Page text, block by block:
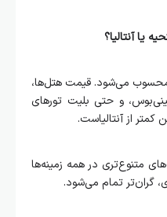
یا آنتالیا؟
محسوب می‌شود. قیمت هتل‌ها،
و حتی بلیت تورهای
کمتر از آنتالیاست.
متنوع‌تری در همه زمینه‌ها
گران‌تر تمام می‌شود.